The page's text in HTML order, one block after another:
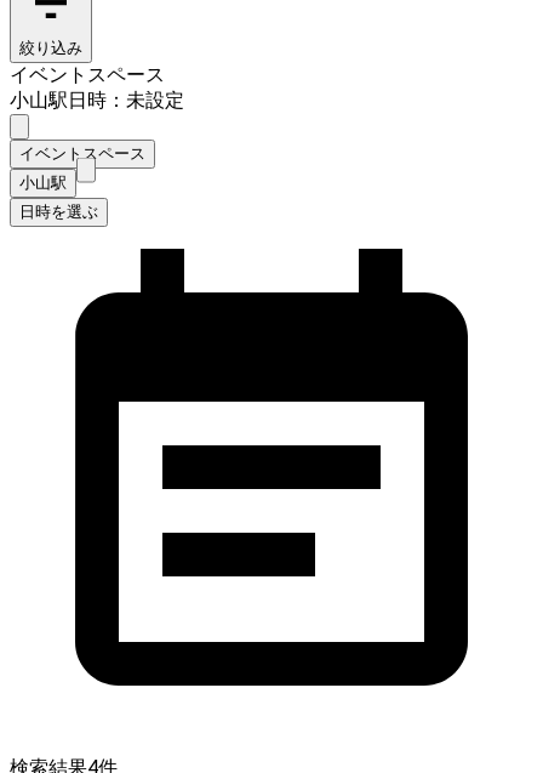
絞り込み
イベントスペース
小山駅日時：未設定
イベントスペース
小山駅
日時を選ぶ
検索結果4件